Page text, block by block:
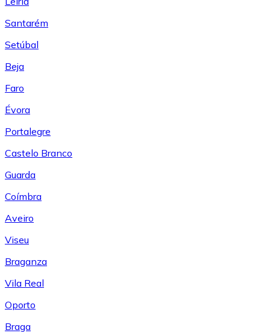
Santarém
Setúbal
Beja
Faro
Évora
Portalegre
Castelo Branco
Guarda
Coímbra
Aveiro
Viseu
Braganza
Vila Real
Oporto
Braga